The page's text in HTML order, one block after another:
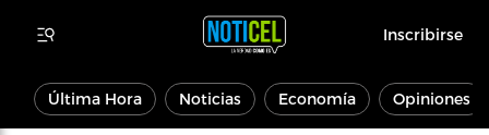
Inscribirse
Última Hora Noticias Economía Opiniones